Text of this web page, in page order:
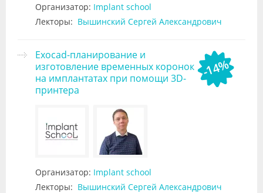
Организатор: Implant school
Лекторы: Вышинский Сергей Александрович
-14%
Exocad-планирование и
изготовление временных коронок
на имплантатах при помощи 3D-
принтера
Организатор: Implant school
Лекторы: Вышинский Сергей Александрович